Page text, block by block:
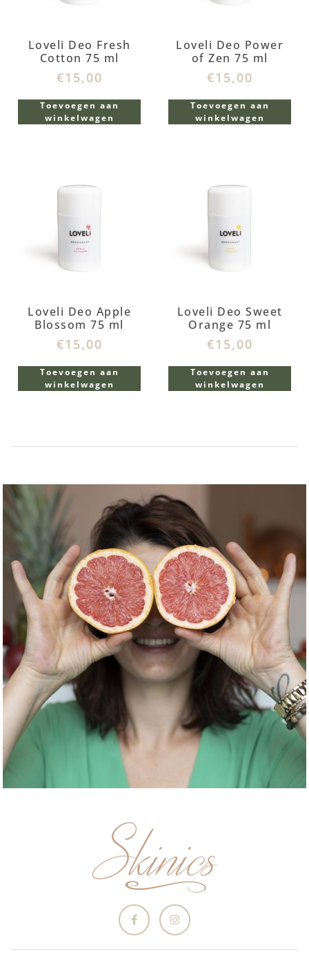
Loveli Deo Fresh
Cotton 75 ml
€15,00
Toevoegen aan
winkelwagen
Loveli Deo Power
of Zen 75 ml
€15,00
Toevoegen aan
winkelwagen
Loveli Deo Apple
Blossom 75 ml
€15,00
Toevoegen aan
winkelwagen
Loveli Deo Sweet
Orange 75 ml
€15,00
Toevoegen aan
winkelwagen